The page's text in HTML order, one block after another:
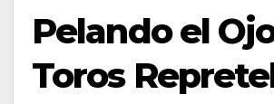
Pelando el
Toros